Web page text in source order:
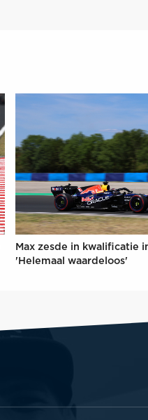
Max zesde in kwalificatie
'Helemaal waardeloos'